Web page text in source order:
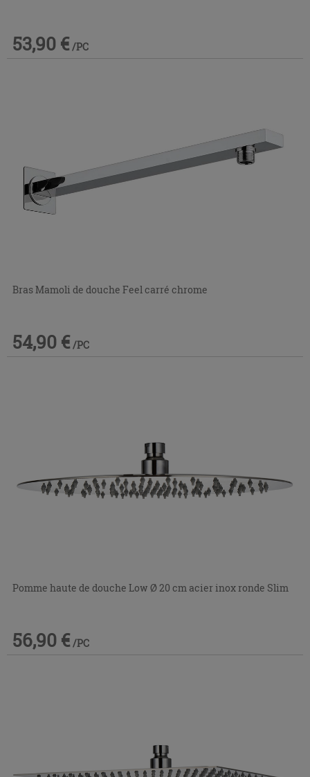
53,90 € /PC
Bras Mamoli de douche Feel carré chrome
54,90 € /PC
Pomme haute de douche Low Ø 20 cm acier inox ronde Slim
56,90 € /PC